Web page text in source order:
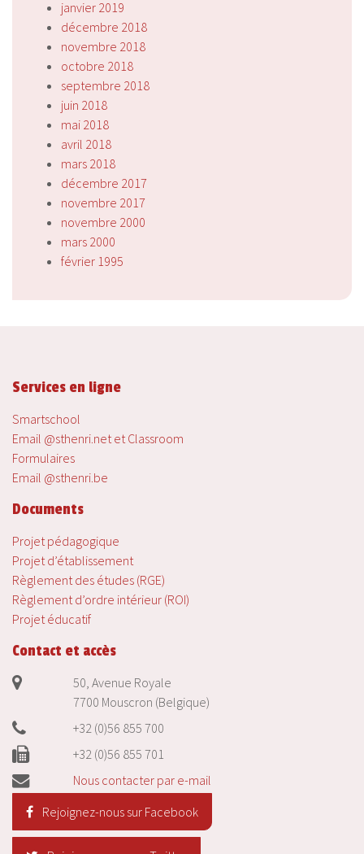
janvier 2019
décembre 2018
novembre 2018
octobre 2018
septembre 2018
juin 2018
mai 2018
avril 2018
mars 2018
décembre 2017
novembre 2017
novembre 2000
mars 2000
février 1995
Services en ligne
Smartschool
Email @sthenri.net et Classroom
Formulaires
Email @sthenri.be
Documents
Projet pédagogique
Projet d’établissement
Règlement des études (RGE)
Règlement d’ordre intérieur (ROI)
Projet éducatif
Contact et accès
50, Avenue Royale
7700 Mouscron (Belgique)
+32 (0)56 855 700
+32 (0)56 855 701
Nous contacter par e-mail
Rejoignez-nous sur Facebook